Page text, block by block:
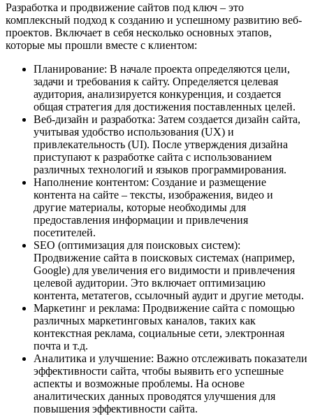
Разработка и продвижение сайтов под ключ – это
комплексный подход к созданию и успешному развитию веб-
проектов. Включает в себя несколько основных этапов,
которые мы прошли вместе с клиентом:
Планирование: В начале проекта определяются цели,
задачи и требования к сайту. Определяется целевая
аудитория, анализируется конкуренция, и создается
общая стратегия для достижения поставленных целей.
Веб-дизайн и разработка: Затем создается дизайн сайта,
учитывая удобство использования (UX) и
привлекательность (UI). После утверждения дизайна
приступают к разработке сайта с использованием
различных технологий и языков программирования.
Наполнение контентом: Создание и размещение
контента на сайте – тексты, изображения, видео и
другие материалы, которые необходимы для
предоставления информации и привлечения
посетителей.
SEO (оптимизация для поисковых систем):
Продвижение сайта в поисковых системах (например,
Google) для увеличения его видимости и привлечения
целевой аудитории. Это включает оптимизацию
контента, метатегов, ссылочный аудит и другие методы.
Маркетинг и реклама: Продвижение сайта с помощью
различных маркетинговых каналов, таких как
контекстная реклама, социальные сети, электронная
почта и т.д.
Аналитика и улучшение: Важно отслеживать показатели
эффективности сайта, чтобы выявить его успешные
аспекты и возможные проблемы. На основе
аналитических данных проводятся улучшения для
повышения эффективности сайта.